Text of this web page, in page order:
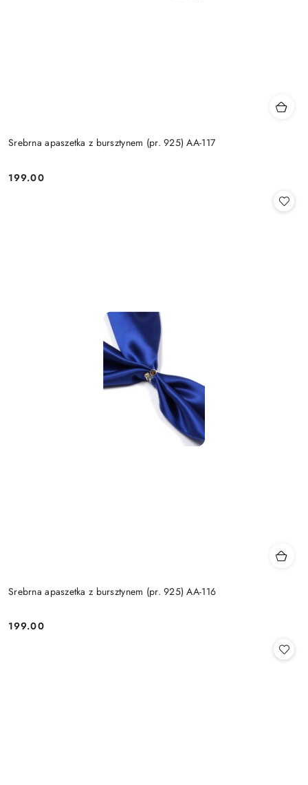
Srebrna apaszetka z bursztynem (pr. 925) AA-117
Cena:
199.00
Srebrna apaszetka z bursztynem (pr. 925) AA-116
Cena:
199.00